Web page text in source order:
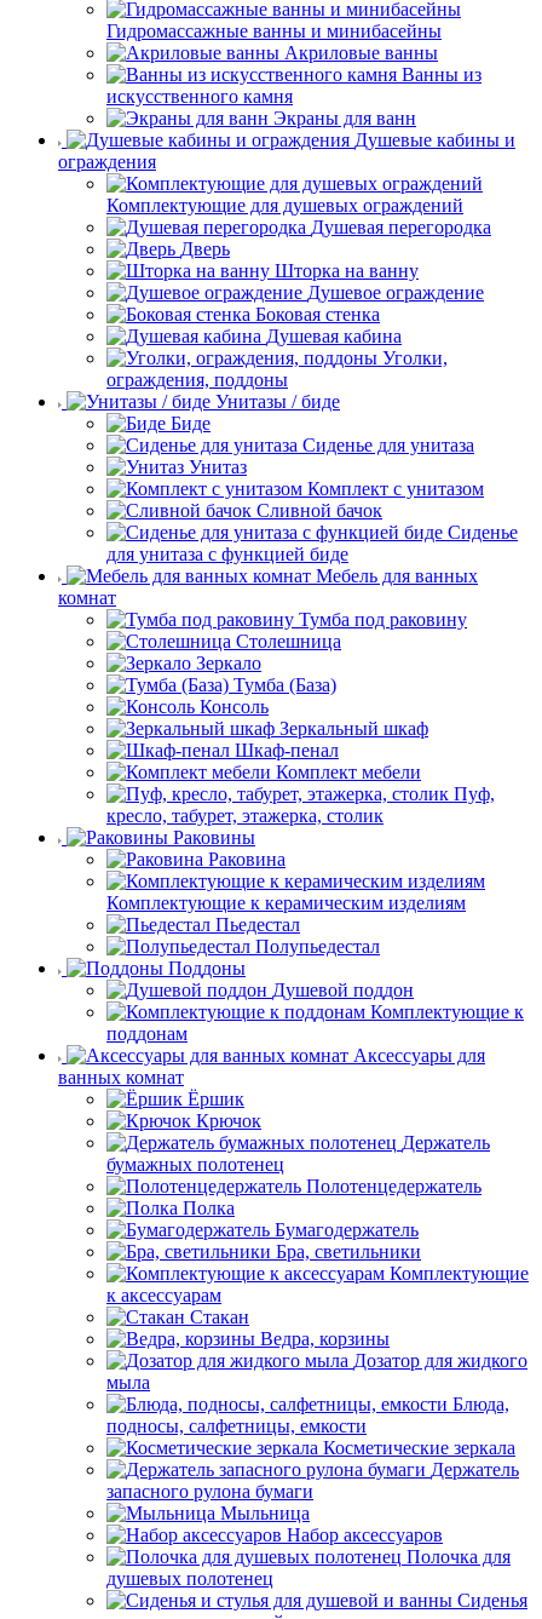
Гидромассажные ванны и минибасейны
Акриловые ванны
Ванны из
искусственного камня
Экраны для ванн
Душевые кабины и
ограждения
Комплектующие для душевых ограждений
Душевая перегородка
Дверь
Шторка на ванну
Душевое ограждение
Боковая стенка
Душевая кабина
Уголки,
ограждения, поддоны
Унитазы / биде
Биде
Сиденье для унитаза
Унитаз
Комплект с унитазом
Сливной бачок
Сиденье
для унитаза с функцией биде
Мебель для ванных
комнат
Тумба под раковину
Столешница
Зеркало
Тумба (База)
Консоль
Зеркальный шкаф
Шкаф-пенал
Комплект мебели
Пуф,
кресло, табурет, этажерка, столик
Раковины
Раковина
Комплектующие к керамическим изделиям
Пьедестал
Полупьедестал
Поддоны
Душевой поддон
Комплектующие к
поддонам
Аксессуары для
ванных комнат
Ёршик
Крючок
Держатель
бумажных полотенец
Полотенцедержатель
Полка
Бумагодержатель
Бра, светильники
Комплектующие
к аксессуарам
Стакан
Ведра, корзины
Дозатор для жидкого
мыла
Блюда,
подносы, салфетницы, емкости
Косметические зеркала
Держатель
запасного рулона бумаги
Мыльница
Набор аксессуаров
Полочка для
душевых полотенец
Сиденья